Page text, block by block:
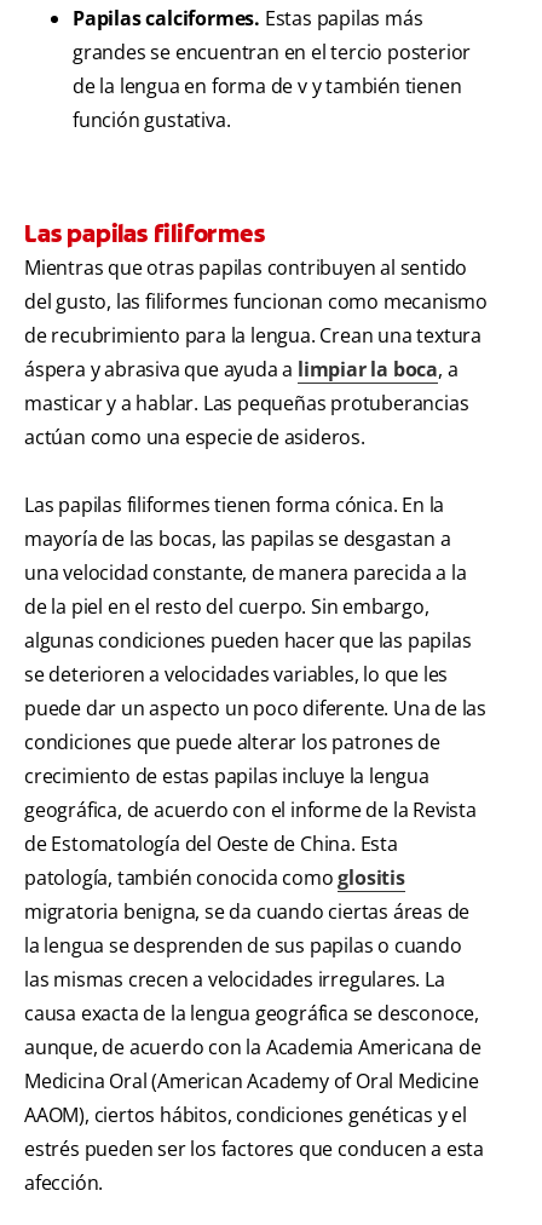
Papilas calciformes. Estas papilas más
grandes se encuentran en el tercio posterior
de la lengua en forma de v y también tienen
función gustativa.
Las papilas filiformes
Mientras que otras papilas contribuyen al sentido
del gusto, las filiformes funcionan como mecanismo
de recubrimiento para la lengua. Crean una textura
áspera y abrasiva que ayuda a limpiar la boca, a
masticar y a hablar. Las pequeñas protuberancias
actúan como una especie de asideros.
Las papilas filiformes tienen forma cónica. En la
mayoría de las bocas, las papilas se desgastan a
una velocidad constante, de manera parecida a la
de la piel en el resto del cuerpo. Sin embargo,
algunas condiciones pueden hacer que las papilas
se deterioren a velocidades variables, lo que les
puede dar un aspecto un poco diferente. Una de las
condiciones que puede alterar los patrones de
crecimiento de estas papilas incluye la lengua
geográfica, de acuerdo con el informe de la Revista
de Estomatología del Oeste de China. Esta
patología, también conocida comoglositis
migratoria benigna, se da cuando ciertas áreas de
la lengua se desprenden de sus papilas o cuando
las mismas crecen a velocidades irregulares. La
causa exacta de la lengua geográfica se desconoce,
aunque, de acuerdo con la Academia Americana de
Medicina Oral (American Academy of Oral Medicine
AAOM), ciertos hábitos, condiciones genéticas y el
estrés pueden ser los factores que conducen a esta
afección.